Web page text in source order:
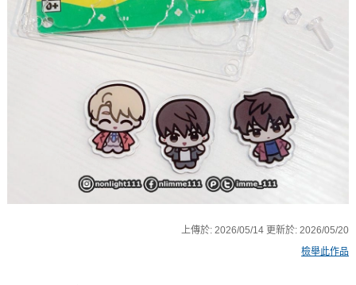
上傳於:2026/05/14 更新於:2026/05/20
檢舉此作品